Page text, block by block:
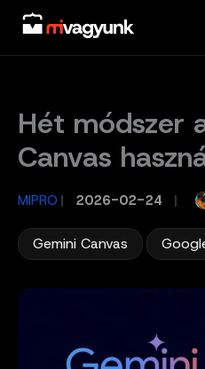
Skip
content
Hét módszer
Canvas
MIPRO / 2026-02-24
Gemini Canvas